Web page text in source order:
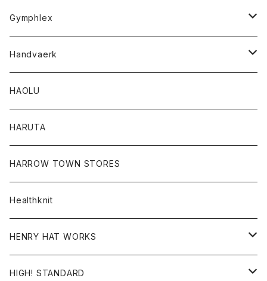
Tシャツ
Gymphlex
アウター
カーディガン
コート
トップス
シャツ
スウェット
レディース
カーディガン
コート
ボトム
パンツ
Handvaerk
トップス
Tシャツ
ロンTEE
HAOLU
HARUTA
HARROW TOWN STORES
Healthknit
HENRY HAT WORKS
帽子
HIGH! STANDARD